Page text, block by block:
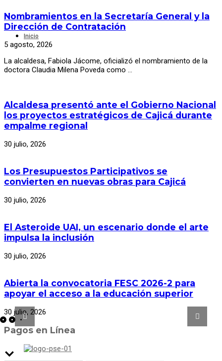
Inicio
Nombramientos en la Secretaría General y la
Dirección de Contratación
5 agosto, 2026
La alcaldesa, Fabiola Jácome, oficializó el nombramiento de la
doctora Claudia Milena Poveda como …
Alcaldesa presentó ante el Gobierno Nacional
los proyectos estratégicos de Cajicá durante
empalme regional
30 julio, 2026
Los Presupuestos Participativos se
convierten en nuevas obras para Cajicá
30 julio, 2026
El Asteroide UAI, un escenario donde el arte
impulsa la inclusión
30 julio, 2026
Abierta la convocatoria FESC 2026-2 para
apoyar el acceso a la educación superior
30 julio, 2026
Pagos en Línea